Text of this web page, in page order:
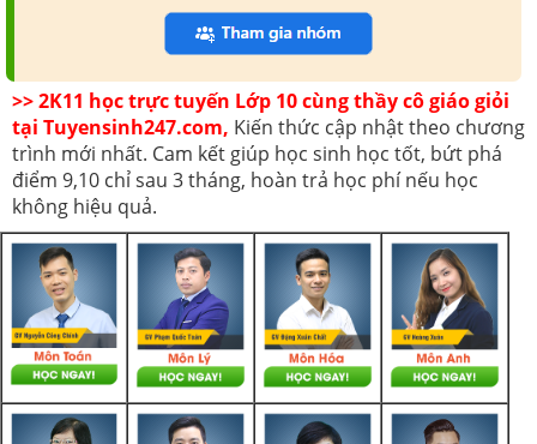
>> 2K11 học trực tuyến Lớp 10 cùng thầy cô giáo giỏi
tại Tuyensinh247.com, Kiến thức cập nhật theo chương
trình mới nhất. Cam kết giúp học sinh học tốt, bứt phá
điểm 9,10 chỉ sau 3 tháng, hoàn trả học phí nếu học
không hiệu quả.